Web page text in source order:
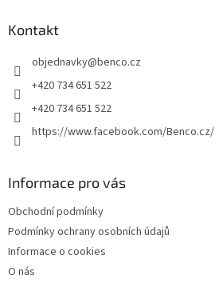
Kontakt
objednavky@benco.cz
+420 734 651 522
+420 734 651 522
https://www.facebook.com/Benco.cz/
Informace pro vás
Obchodní podmínky
Podmínky ochrany osobních údajů
Informace o cookies
O nás